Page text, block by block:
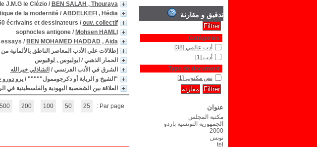
J.M.G le Clézio/ BEN SALAH , Thouraya
de la modernité/ ABDELKEFI , Hédia
écrivains et dessinateurs / ouv. collectif
sophocles antigone/ Mohsen HAMLI
essays / BEN MOHAMED HADDAD , Aida
إطلالات علي الأدب المعاصر الناطق بالألمانية من خلال
الحمار الذهبي / ابوليوس , لوقيوس
الشرق في الأدب الفرنسي / الشاذلي خيرالله
"الشيخ و الربابة أو دكرجوممول""""" /يرو دورو
العلاقة بين الشخصية اليهودية والفلسطينية في
Par page :
25
50
100
200
500
تدقيق و مقارنة
Catégories
أدب عالمي [38]
أدب [1]
Type de document
نص مكتوب [1]
عنوان
مكتبة المجلس
الجمهورية التونسية باردو
2000
تونس
tel